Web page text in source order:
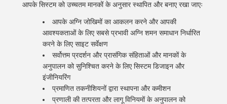
आपके सिस्टम को उच्चतम मानकों के अनुसार स्थापित और बनाए रखा जाएः
आपके अग्नि जोखिमों का आकलन करने और आपकी
आवश्यकताओं के लिए सबसे प्रभावी अग्नि शमन समाधान निर्धारित
करने के लिए साइट सर्वेक्षण
सर्वोत्तम प्रदर्शन और प्रासंगिक संहिताओं और मानकों के
अनुपालन को सुनिश्चित करने के लिए सिस्टम डिजाइन और
इंजीनियरिंग
प्रमाणित तकनीशियनों द्वारा स्थापना और कमीशन
प्रणाली की तत्परता और लागू विनियमों के अनुपालन को